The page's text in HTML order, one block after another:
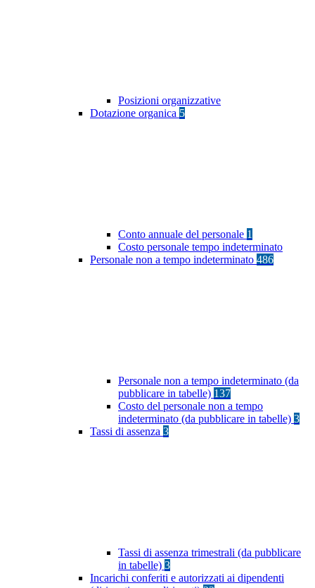
Posizioni organizzative
Dotazione organica 5
Conto annuale del personale 1
Costo personale tempo indeterminato
Personale non a tempo indeterminato 486
Personale non a tempo indeterminato (da
pubblicare in tabelle) 137
Costo del personale non a tempo
indeterminato (da pubblicare in tabelle) 3
Tassi di assenza 3
Tassi di assenza trimestrali (da pubblicare
in tabelle) 3
Incarichi conferiti e autorizzati ai dipendenti